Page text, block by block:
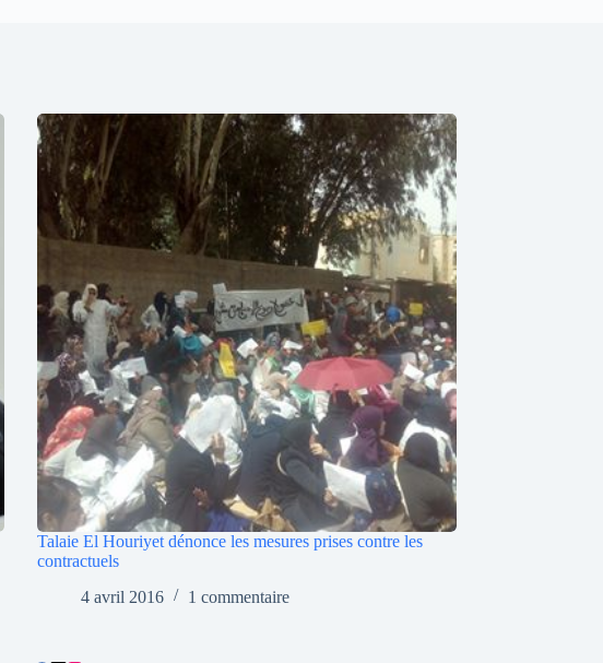
Talaie El Houriyet dénonce les mesures prises contre les
contractuels
4 avril 2016
1 commentaire